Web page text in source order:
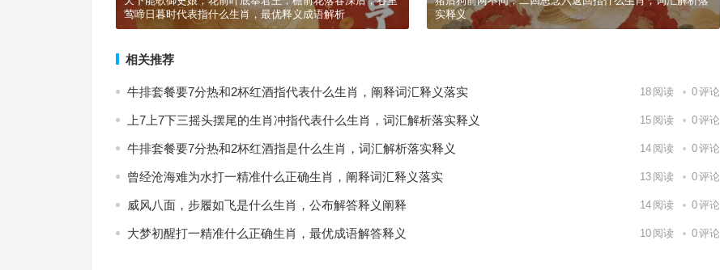
莺啼日暮时代表指什么生肖，最优释义成语解析
实释义
相关推荐
牛排套餐要7分热和2杯红酒指代表什么生肖，阐释词汇释义落实 18 阅读 0评论
上7上7下三摇头摆尾的生肖冲指代表什么生肖，词汇解析落实释义 15 阅读 0评论
牛排套餐要7分热和2杯红酒指是什么生肖，词汇解析落实释义 14 阅读 0评论
曾经沧海难为水打一精准什么正确生肖，阐释词汇释义落实 13 阅读 0评论
威风八面，步履如飞是什么生肖，公布解答释义阐释 14 阅读 0评论
大梦初醒打一精准什么正确生肖，最优成语解答释义 10 阅读 0评论